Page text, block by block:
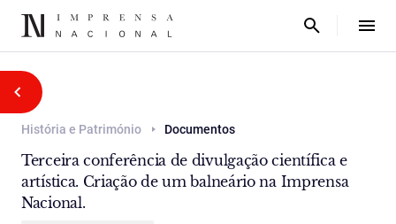
História e Património Documentos
Terceira conferência de divulgação científica e
artística. Criação de um balneário na Imprensa
Nacional.